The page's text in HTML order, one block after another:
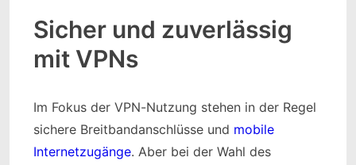
Sicher und zuverlässig
mit VPNs
Im Fokus der VPN-Nutzung stehen in der Regel
sichere Breitbandanschlüsse und mobile
Internetzugänge. Aber bei der Wahl des